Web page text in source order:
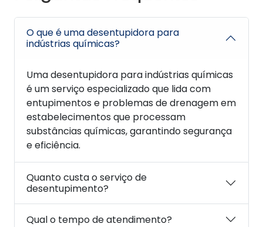
O que é uma desentupidora para
indústrias químicas?
Uma desentupidora para indústrias químicas
é um serviço especializado que lida com
entupimentos e problemas de drenagem em
estabelecimentos que processam
substâncias químicas, garantindo segurança
e eficiência.
Quanto custa o serviço de
desentupimento?
Qual o tempo de atendimento?